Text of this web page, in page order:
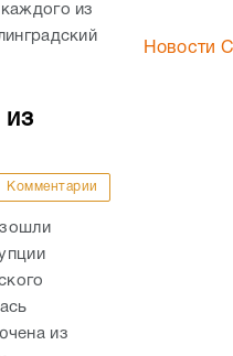
из
из
Комментарии
из
Новости